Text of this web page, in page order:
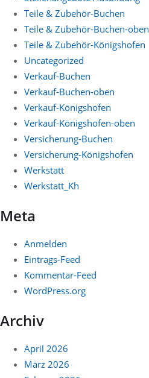
Teile & Zubehör-Buchen
Teile & Zubehör-Buchen-oben
Teile & Zubehör-Königshofen
Uncategorized
Verkauf-Buchen
Verkauf-Buchen-oben
Verkauf-Königshofen
Verkauf-Königshofen-oben
Versicherung-Buchen
Versicherung-Königshofen
Werkstatt
Werkstatt_Kh
Meta
Anmelden
Eintrags-Feed
Kommentar-Feed
WordPress.org
Archiv
April 2026
März 2026